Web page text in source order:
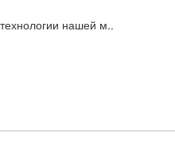
нашей м..